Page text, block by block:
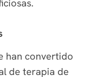
han convertido
de terapia de